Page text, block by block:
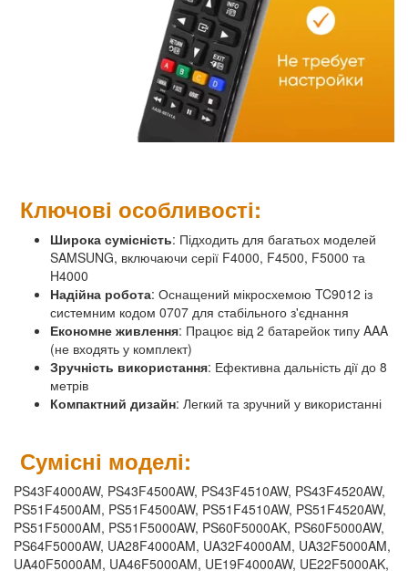
Ключові особливості:
Широка сумісність: Підходить для багатьох моделей
SAMSUNG, включаючи серії F4000, F4500, F5000 та
H4000
Надійна робота: Оснащений мікросхемою TC9012 із
системним кодом 0707 для стабільного з'єднання
Економне живлення: Працює від 2 батарейок типу AAA
(не входять у комплект)
Зручність використання: Ефективна дальність дії до 8
метрів
Компактний дизайн: Легкий та зручний у використанні
Сумісні моделі:
PS43F4000AW, PS43F4500AW, PS43F4510AW, PS43F4520AW,
PS51F4500AM, PS51F4500AW, PS51F4510AW, PS51F4520AW,
PS51F5000AM, PS51F5000AW, PS60F5000AK, PS60F5000AW,
PS64F5000AW, UA28F4000AM, UA32F4000AM, UA32F5000AM,
UA40F5000AM, UA46F5000AM, UE19F4000AW, UE22F5000AK,